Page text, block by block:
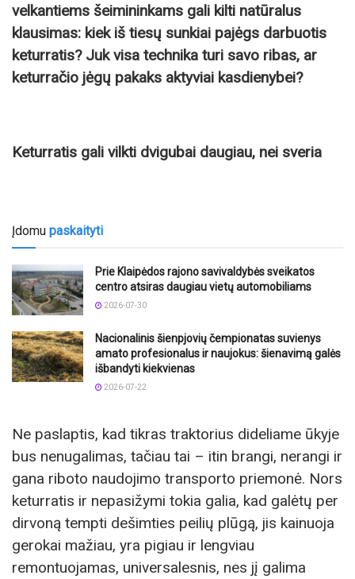
velkantiems šeimininkams gali kilti natūralus
klausimas: kiek iš tiesų sunkiai pajėgs darbuotis
keturratis? Juk visa technika turi savo ribas, ar
keturračio jėgų pakaks aktyviai kasdienybei?
Keturratis gali vilkti dvigubai daugiau, nei sveria
Įdomu paskaityti
Prie Klaipėdos rajono savivaldybės sveikatos
centro atsiras daugiau vietų automobiliams
2026-07-30
Nacionalinis šienpjovių čempionatas suvienys
amato profesionalus ir naujokus: šienavimą galės
išbandyti kiekvienas
2026-07-22
Ne paslaptis, kad tikras traktorius dideliame ūkyje
bus nenugalimas, tačiau tai – itin brangi, nerangi ir
gana riboto naudojimo transporto priemonė. Nors
keturratis ir nepasižymi tokia galia, kad galėtų per
dirvoną tempti dešimties peilių plūgą, jis kainuoja
gerokai mažiau, yra pigiau ir lengviau
remontuojamas, universalesnis, nes jį galima